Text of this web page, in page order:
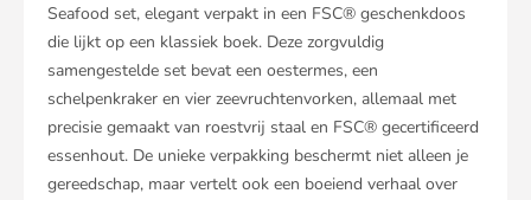
Seafood set, elegant verpakt in een FSC® geschenkdoos
die lijkt op een klassiek boek. Deze zorgvuldig
samengestelde set bevat een oestermes, een
schelpenkraker en vier zeevruchtenvorken, allemaal met
precisie gemaakt van roestvrij staal en FSC® gecertificeerd
essenhout. De unieke verpakking beschermt niet alleen je
gereedschap, maar vertelt ook een boeiend verhaal over